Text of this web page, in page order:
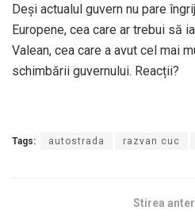
Deși actualul guvern nu pare
Europene, cea care ar trebui să
Valean, cea care a avut cel mai
schimbării guvernului. Reacții?
Tags: autostrada razvan cuc
Stirea